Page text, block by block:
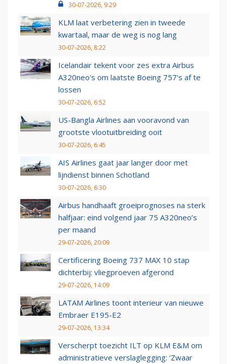
30-07-2026, 9:29
KLM laat verbetering zien in tweede
kwartaal, maar de weg is nog lang
30-07-2026, 8:22
Icelandair tekent voor zes extra Airbus
A320neo's om laatste Boeing 757's af te
lossen
30-07-2026, 6:52
US-Bangla Airlines aan vooravond van
grootste vlootuitbreiding ooit
30-07-2026, 6:45
AIS Airlines gaat jaar langer door met
lijndienst binnen Schotland
30-07-2026, 6:30
Airbus handhaaft groeiprognoses na sterk
halfjaar: eind volgend jaar 75 A320neo’s
per maand
29-07-2026, 20:09
Certificering Boeing 737 MAX 10 stap
dichterbij: vliegproeven afgerond
29-07-2026, 14:09
LATAM Airlines toont interieur van nieuwe
Embraer E195-E2
29-07-2026, 13:34
Verscherpt toezicht ILT op KLM E&M om
administratieve verslaglegging: ‘Zwaar